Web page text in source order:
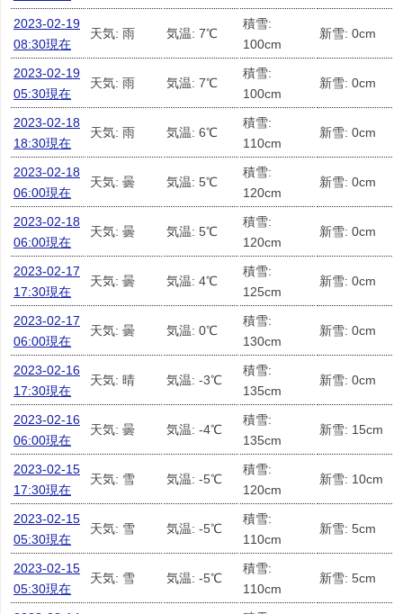
2023-02-19
08:30現在
天気: 雨 気温: 7℃
積雪:
100cm
新雪: 0cm
2023-02-19
05:30現在
天気: 雨 気温: 7℃
積雪:
100cm
新雪: 0cm
2023-02-18
18:30現在
天気: 雨 気温: 6℃
積雪:
110cm
新雪: 0cm
2023-02-18
06:00現在
天気: 曇 気温: 5℃
積雪:
120cm
新雪: 0cm
2023-02-18
06:00現在
天気: 曇 気温: 5℃
積雪:
120cm
新雪: 0cm
2023-02-17
17:30現在
天気: 曇 気温: 4℃
積雪:
125cm
新雪: 0cm
2023-02-17
06:00現在
天気: 曇 気温: 0℃
積雪:
130cm
新雪: 0cm
2023-02-16
17:30現在
天気: 晴 気温: -3℃
積雪:
135cm
新雪: 0cm
2023-02-16
06:00現在
天気: 曇 気温: -4℃
積雪:
135cm
新雪: 15cm
2023-02-15
17:30現在
天気: 雪 気温: -5℃
積雪:
120cm
新雪: 10cm
2023-02-15
05:30現在
天気: 雪 気温: -5℃
積雪:
110cm
新雪: 5cm
2023-02-15
05:30現在
天気: 雪 気温: -5℃
積雪:
110cm
新雪: 5cm